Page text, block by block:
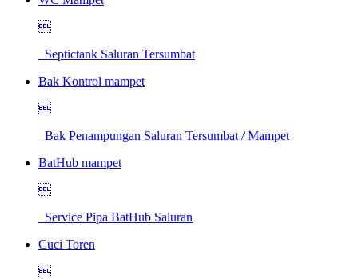

Septictank Saluran Tersumbat
Bak Kontrol mampet

Bak Penampungan Saluran Tersumbat / Mampet
BatHub mampet

Service Pipa BatHub Saluran
Cuci Toren
